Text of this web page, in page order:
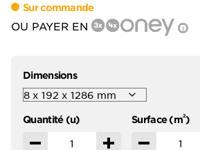
Sur commande
OU PAYER EN ?
Dimensions
Quantité (u)
Décrémenter Incrémenter
Surface (m2)
Décrémenter